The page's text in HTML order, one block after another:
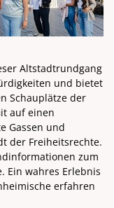
Altstadtrundgang
und bietet
Schauplätze der
auf einen
Gassen und
der Freiheitsrechte.
zum
Ein wahres Erlebnis
erfahren